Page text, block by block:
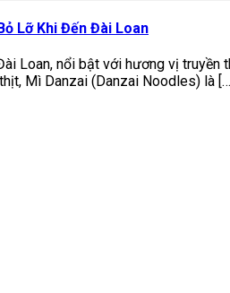
Lỡ Khi Đến Đài Loan
Loan, nổi bật với hương vị
Mì Danzai (Danzai Noodles) là […]